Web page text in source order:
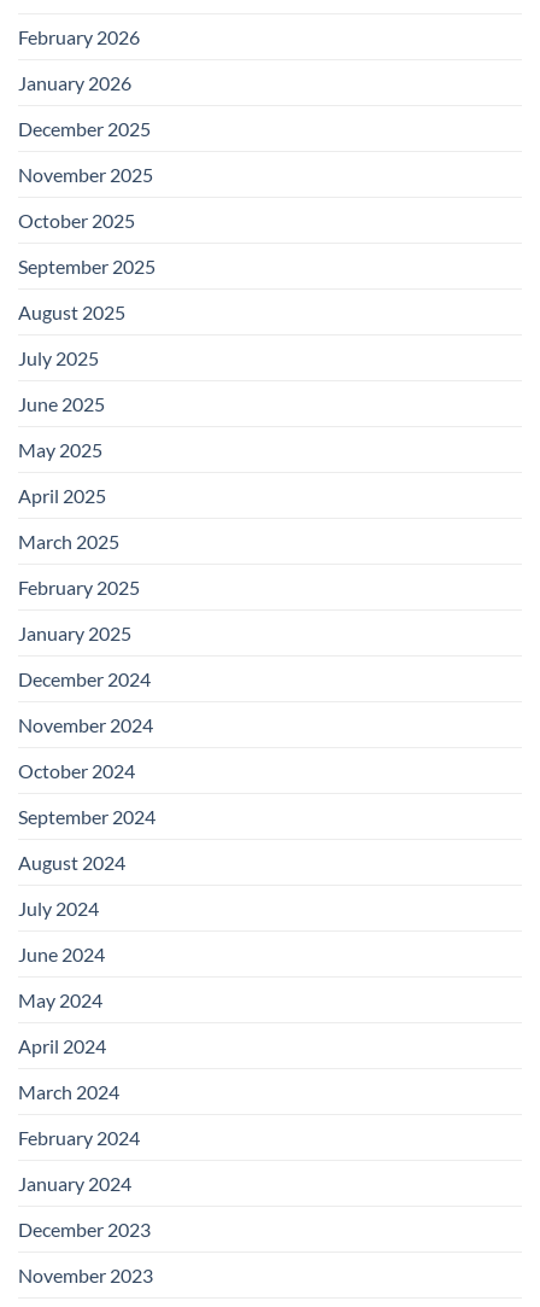
February 2026
January 2026
December 2025
November 2025
October 2025
September 2025
August 2025
July 2025
June 2025
May 2025
April 2025
March 2025
February 2025
January 2025
December 2024
November 2024
October 2024
September 2024
August 2024
July 2024
June 2024
May 2024
April 2024
March 2024
February 2024
January 2024
December 2023
November 2023